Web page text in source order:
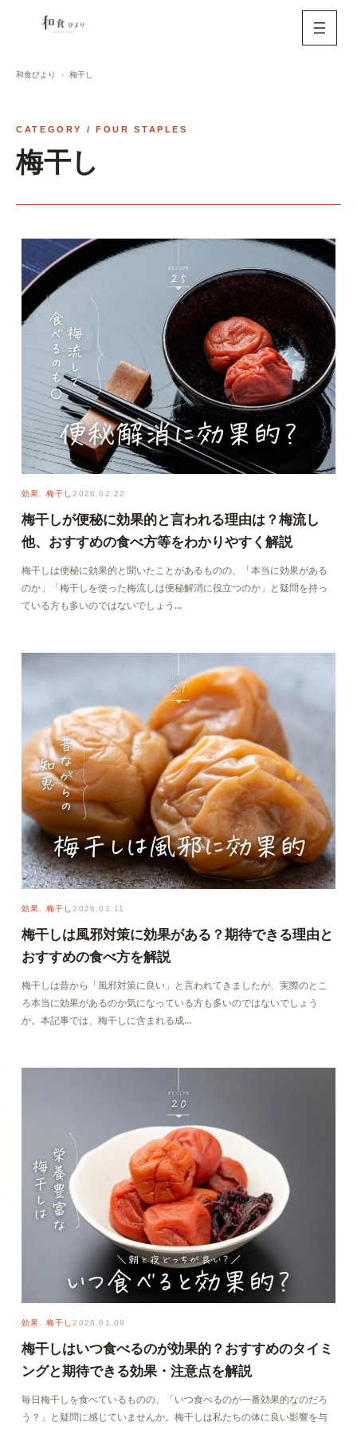
和食びより 梅干し
CATEGORY / FOUR STAPLES
梅干し
効果, 梅干し2026.02.22
梅干しが便秘に効果的と言われる理由は？梅流し
他、おすすめの食べ方等をわかりやすく解説
梅干しは便秘に効果的と聞いたことがあるものの、「本当に効果がある
のか」「梅干しを使った梅流しは便秘解消に役立つのか」と疑問を持っ
ている方も多いのではないでしょう…
効果 梅干し2026.01.11
梅干しは風邪対策に効果がある？期待できる理由と
おすすめの食べ方を解説
梅干しは昔から「風邪対策に良い」と言われてきましたが、実際のとこ
ろ本当に効果があるのか気になっている方も多いのではないでしょう
か。本記事では、梅干しに含まれる成…
効果, 梅干し2026.01.09
梅干しはいつ食べるのが効果的？おすすめのタイミ
ングと期待できる効果・注意点を解説
毎日梅干しを食べているものの、「いつ食べるのが一番効果的なのだろ
う？」と疑問に感じていませんか。梅干しは私たちの体に良い影響を与